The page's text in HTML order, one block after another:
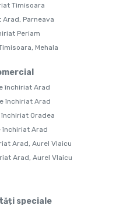
Timisoara
Parneava
Periam
Mehala
închiriat Arad
închiriat Arad
Oradea
închiriat Arad
Arad, Aurel Vlaicu
Arad, Aurel Vlaicu
speciale